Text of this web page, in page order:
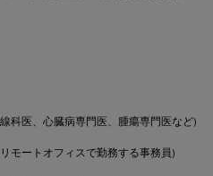
科医、心臓病専門医、腫瘍専門医など)
モートオフィスで勤務する事務員)